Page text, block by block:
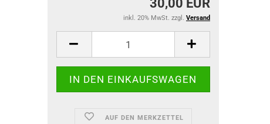
30,00 EUR
inkl. 20% MwSt. zzgl. Versand
AUF DEN MERKZETTEL